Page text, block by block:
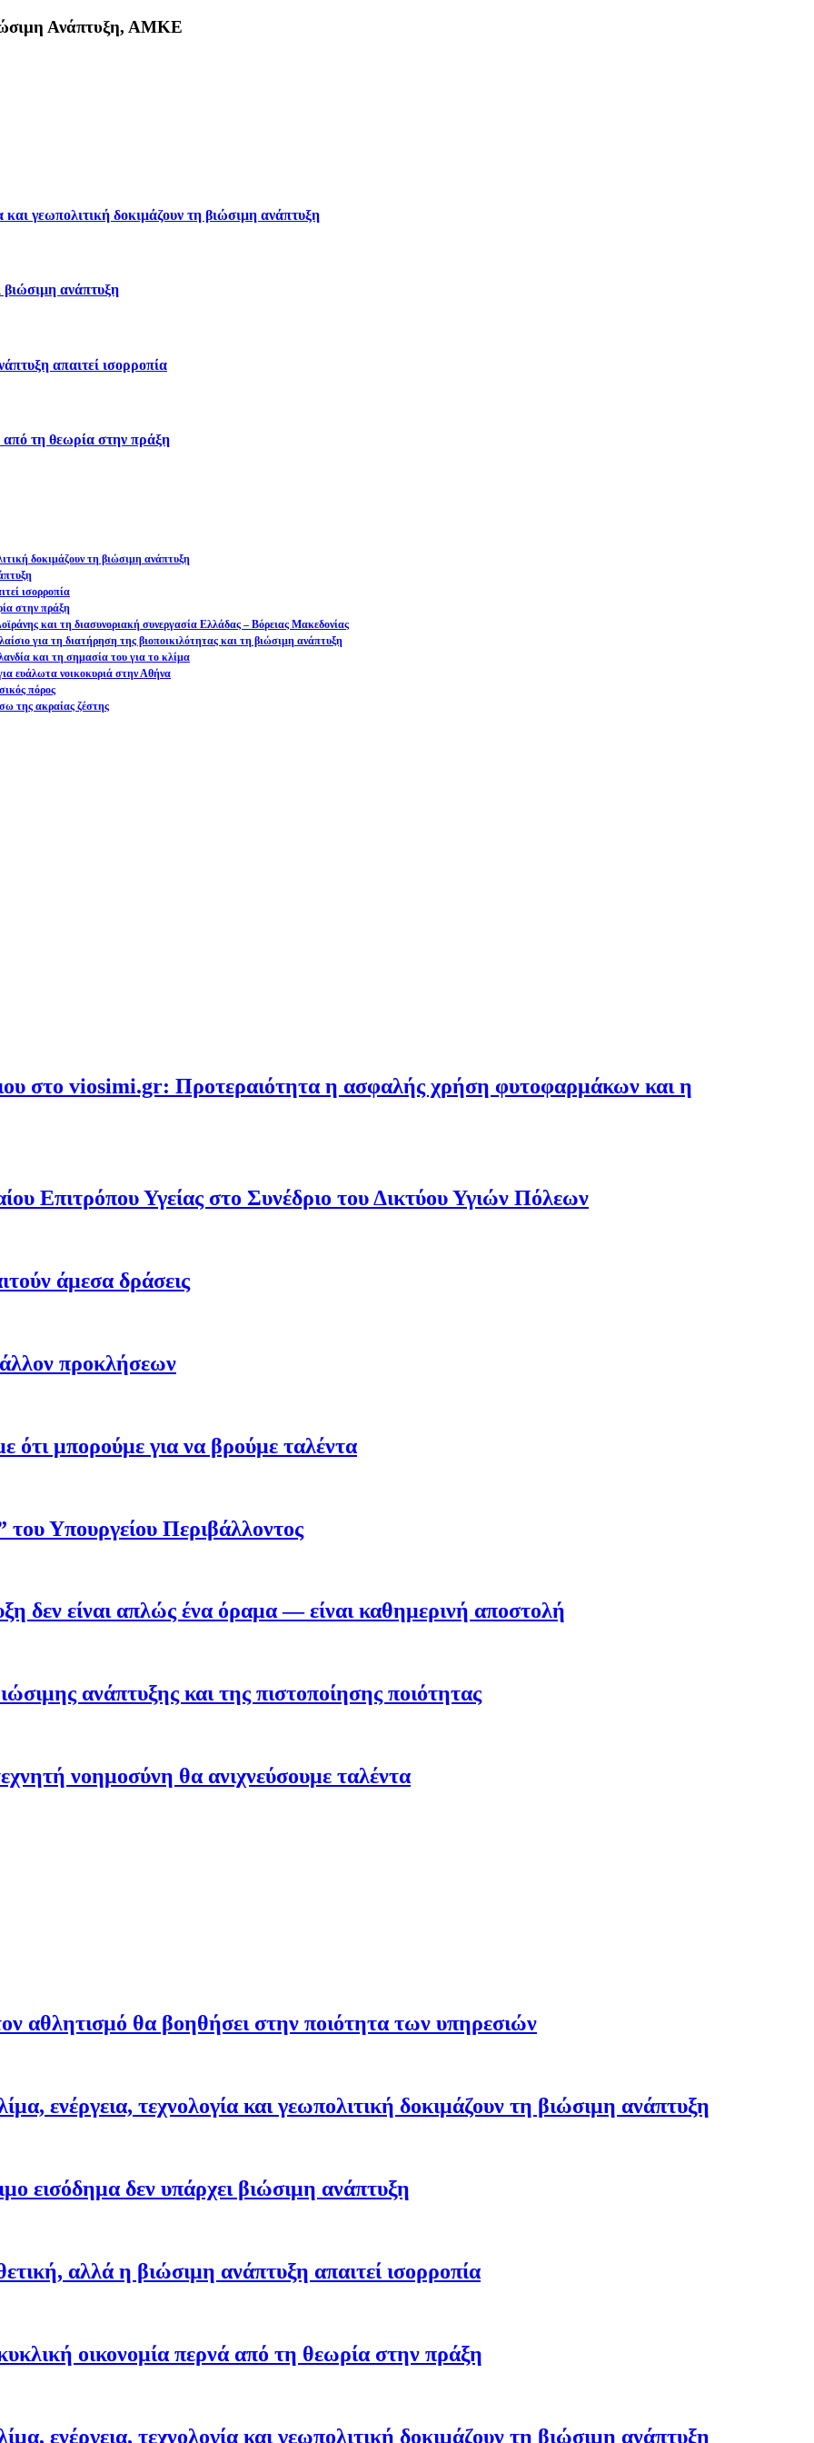
Ανάπτυξη, ΑΜΚΕ
γεωπολιτική δοκιμάζουν τη βιώσιμη ανάπτυξη
βιώσιμη ανάπτυξη
απαιτεί ισορροπία
τη θεωρία στην πράξη
δοκιμάζουν τη βιώσιμη ανάπτυξη
ισορροπία
στην πράξη
και τη διασυνοριακή συνεργασία Ελλάδας – Βόρειας Μακεδονίας
για τη διατήρηση της βιοποικιλότητας και τη βιώσιμη ανάπτυξη
και τη σημασία του για το κλίμα
ευάλωτα νοικοκυριά στην Αθήνα
πόρος
της ακραίας ζέστης
στο viosimi.gr: Προτεραιότητα η ασφαλής χρήση φυτοφαρμάκων και η
Επιτρόπου Υγείας στο Συνέδριο του Δικτύου Υγιών Πόλεων
άμεσα δράσεις
προκλήσεων
μπορούμε για να βρούμε ταλέντα
του Υπουργείου Περιβάλλοντος
δεν είναι απλώς ένα όραμα — είναι καθημερινή αποστολή
ανάπτυξης και της πιστοποίησης ποιότητας
νοημοσύνη θα ανιχνεύσουμε ταλέντα
αθλητισμό θα βοηθήσει στην ποιότητα των υπηρεσιών
ενέργεια, τεχνολογία και γεωπολιτική δοκιμάζουν τη βιώσιμη ανάπτυξη
εισόδημα δεν υπάρχει βιώσιμη ανάπτυξη
αλλά η βιώσιμη ανάπτυξη απαιτεί ισορροπία
οικονομία περνά από τη θεωρία στην πράξη
ενέργεια, τεχνολογία και γεωπολιτική δοκιμάζουν τη βιώσιμη ανάπτυξη